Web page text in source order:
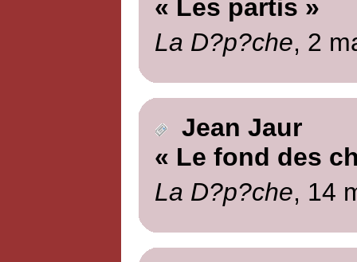
« Les partis »
La D?p?che, 2
Jean Jaur
« Le fond des
La D?p?che, 14